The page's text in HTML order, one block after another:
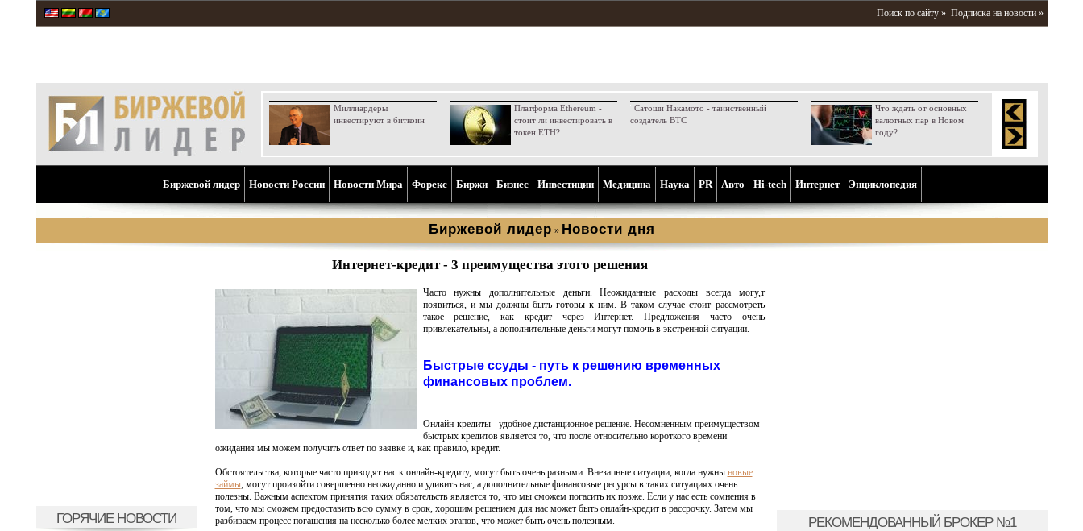
Поиск по сайту » Подписка на новости »
Миллиардеры
инвестируют в биткоин
Платформа Ethereum -
стоит ли инвестировать в
токен ETH?
Сатоши Накамото - таинственный
создатель BTC
Что ждать от основных
валютных пар в Новом
году?
Биржевой лидер Новости России Новости Мира Форекс Биржи Бизнес Инвестиции Медицина Наука PR Aвто Hi-tech Интернет Энциклопедия
Биржевой лидер » Новости дня
ГОРЯЧИЕ НОВОСТИ
Интернет-кредит - 3 преимущества этого решения
Часто нужны дополнительные деньги. Неожиданные расходы всегда могу,т
появиться, и мы должны быть готовы к ним. В таком случае стоит рассмотреть
такое решение, как кредит через Интернет. Предложения часто очень
привлекательны, а дополнительные деньги могут помочь в экстренной ситуации.
Быстрые ссуды - путь к решению временных
финансовых проблем.
Онлайн-кредиты - удобное дистанционное решение. Несомненным преимуществом
быстрых кредитов является то, что после относительно короткого времени
ожидания мы можем получить ответ по заявке и, как правило, кредит.
Обстоятельства, которые часто приводят нас к онлайн-кредиту, могут быть очень разными. Внезапные ситуации, когда нужны новые
займы, могут произойти совершенно неожиданно и удивить нас, а дополнительные финансовые ресурсы в таких ситуациях очень
полезны. Важным аспектом принятия таких обязательств является то, что мы сможем погасить их позже. Если у нас есть сомнения в
том, что мы сможем предоставить всю сумму в срок, хорошим решением для нас может быть онлайн-кредит в рассрочку. Затем мы
разбиваем процесс погашения на несколько более мелких этапов, что может быть очень полезным.
РЕКОМЕНДОВАННЫЙ БРОКЕР №1